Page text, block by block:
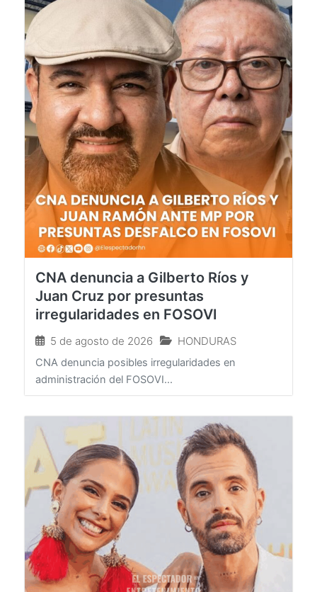
CNA denuncia a Gilberto Ríos y
Juan Cruz por presuntas
5 de agosto de 2026 HONDURAS
CNA denuncia posibles irregularidades en
administración del FOSOVI...